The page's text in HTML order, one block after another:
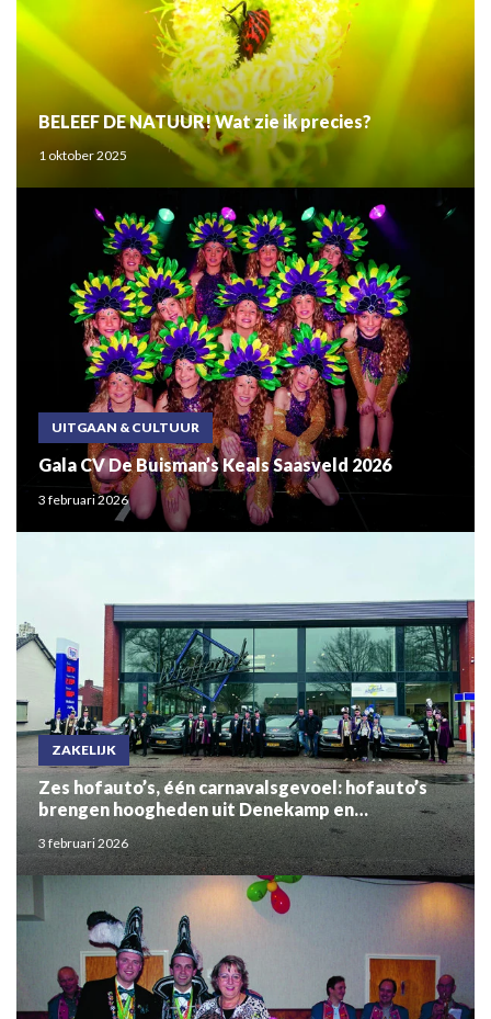
BELEEF DE NATUUR! Wat zie ik precies?
1 oktober 2025
UITGAAN & CULTUUR
Gala CV De Buisman’s Keals Saasveld 2026
3 februari 2026
ZAKELIJK
Zes hofauto’s, één carnavalsgevoel: hofauto’s
brengen hoogheden uit Denekamp en
Ootmarsum samen
3 februari 2026